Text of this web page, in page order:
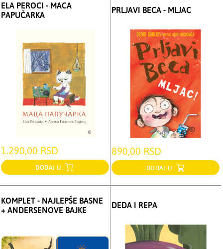
ELA PEROCI - MACA
PAPUČARKA
1.290,00 RSD
DODAJ U
PRLJAVI BECA - MLJAC
890,00 RSD
DODAJ U
KOMPLET - NAJLEPŠE BASNE
+ ANDERSENOVE BAJKE
DEDA I REPA